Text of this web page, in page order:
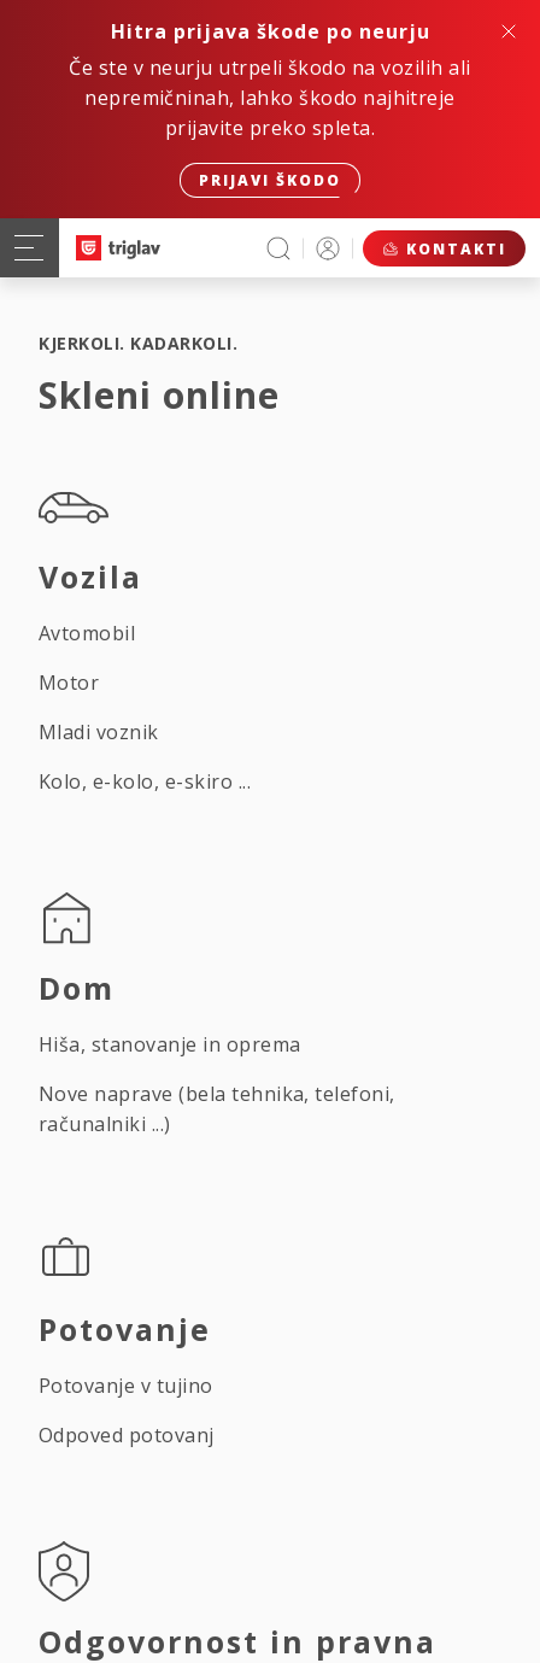
Hitra prijava škode po neurju
Če ste v neurju utrpeli škodo na vozilih ali
nepremičninah, lahko škodo najhitreje
prijavite preko spleta.
PRIJAVI ŠKODO
KONTAKTI
KJERKOLI. KADARKOLI.
Skleni online
Vozila
Avtomobil
Motor
Mladi voznik
Kolo, e-kolo, e-skiro ...
Dom
Hiša, stanovanje in oprema
Nove naprave (bela tehnika, telefoni,
računalniki ...)
Potovanje
Potovanje v tujino
Odpoved potovanj
Odgovornost in pravna